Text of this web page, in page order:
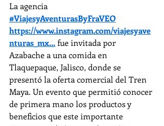
La agencia
#ViajesyAventurasByFraVEO
https://www.instagram.com/viajesyave
nturas_mx... fue invitada por
Azabache a una comida en
Tlaquepaque, Jalisco, donde se
presentó la oferta comercial del Tren
Maya. Un evento que permitió conocer
de primera mano los productos y
beneficios que este importante